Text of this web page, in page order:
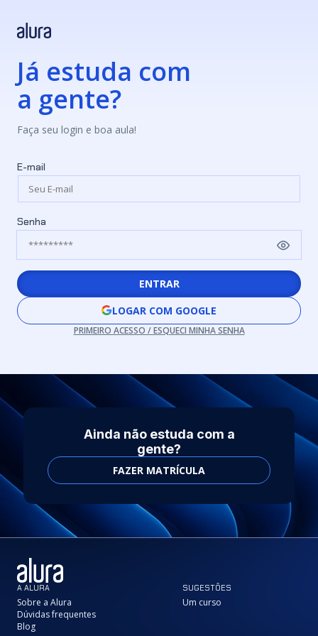
Já estuda com
a gente?
Faça seu login e boa aula!
E-mail
Senha
ENTRAR
LOGAR COM GOOGLE
PRIMEIRO ACESSO / ESQUECI MINHA SENHA
Ainda não estuda com a
gente?
FAZER MATRÍCULA
A ALURA
Sobre a Alura
Dúvidas frequentes
Blog
SUGESTÕES
Um curso